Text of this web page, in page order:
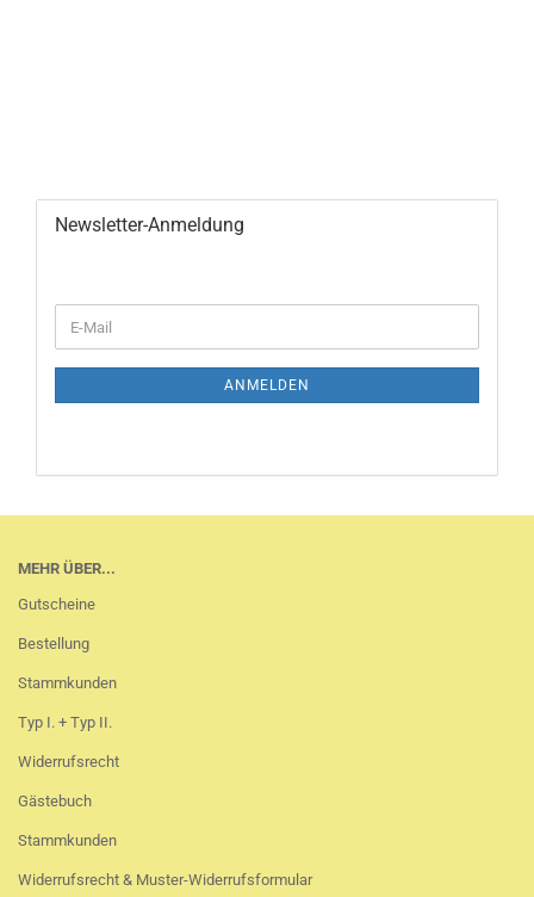
Newsletter-Anmeldung
ZUR
E-
Mail
ANMELDEN
MEHR ÜBER...
Gutscheine
Bestellung
Stammkunden
Typ I. + Typ II.
Widerrufsrecht
Gästebuch
Stammkunden
Widerrufsrecht & Muster-Widerrufsformular